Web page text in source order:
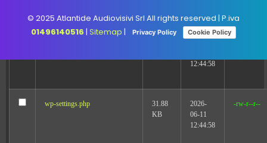
12:44:58
wp-settings.php
31.88
KB
2026-
06-11
12:44:58
-rw-r--r--
© 2025 Atlantide Audiovisivi Srl All rights reserved | P.iva
01496140516 | Sitemap | Privacy Policy Cookie Policy